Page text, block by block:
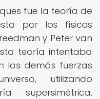
fue la teoría de
por los físicos
y Peter van
teoría intentaba
las demás fuerzas
utilizando
supersimétrica.